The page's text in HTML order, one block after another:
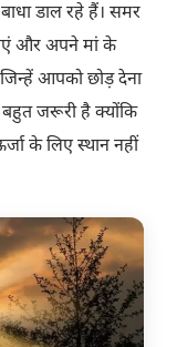
डाल रहे हैं। समर
और अपने मां के
आपको छोड़ देना
जरूरी है क्योंकि
के लिए स्थान नहीं